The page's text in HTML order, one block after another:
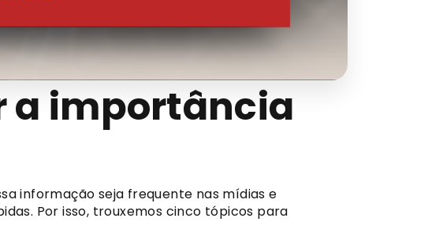
a importância
informação seja frequente nas mídias e
Por isso, trouxemos cinco tópicos para